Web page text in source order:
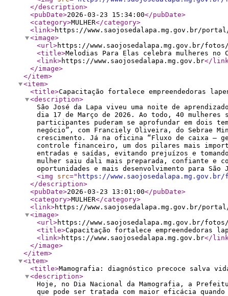
</description>
<pubDate>2026-03-23 15:34:00</pubDate>
<category>MULHER</category>
<link>https://www.saojosedalapa.mg.gov.br/
<image>
<url>https://www.saojosedalapa.mg.gov.br/fotos/
<title>Melodias Para Elas celebra mulheres no
<link>https://www.saojosedalapa.mg.gov.br</
</image>
</item>
<item>
<title>Capacitação fortalece empreendedoras
<description>
São José da Lapa viveu uma noite de
dia 17 de Março de 2026. Ao todo, 40 mulheres
participantes puderam se aprofundar em dois
negócio”, com Franciely Oliveira, do Sebrae
crescimento. Já na oficina “Fluxo de caixa –
controle financeiro, um dos pilares mais
entradas e saídas, evitando prejuízos e
mulher saiu dali mais preparada, confiante e
oportunidades e mais desenvolvimento para São
<img
src=" https://www.saojosedalapa.mg.gov.br/
</description>
<pubDate>2026-03-23 13:01:00</pubDate>
<category>MULHER</category>
<link>https://www.saojosedalapa.mg.gov.br/
<image>
<url>https://www.saojosedalapa.mg.gov.br/fotos/
<title>Capacitação fortalece empreendedoras
<link>https://www.saojosedalapa.mg.gov.br</
</image>
</item>
<item>
<title>Mamografia: diagnóstico precoce salva
<description>
Hoje, no Dia Nacional da Mamografia, a
que pode ser tratada com maior eficácia